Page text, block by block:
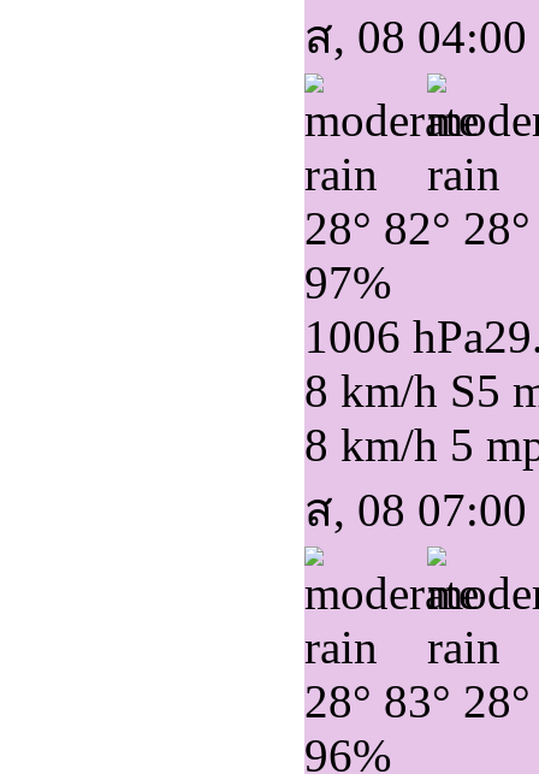
ส, 08 04:00
28° 82° 28°
97%
1006 hPa
8 km/h S5
8 km/h 5
ส, 08 07:00
28° 83° 28°
96%